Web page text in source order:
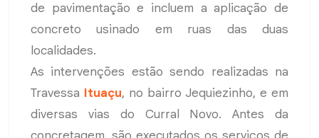
de pavimentação e incluem a aplicação de
concreto usinado em ruas das duas
localidades.
As intervenções estão sendo realizadas na
Travessa Ituaçu, no bairro Jequiezinho, e em
diversas vias do Curral Novo. Antes da